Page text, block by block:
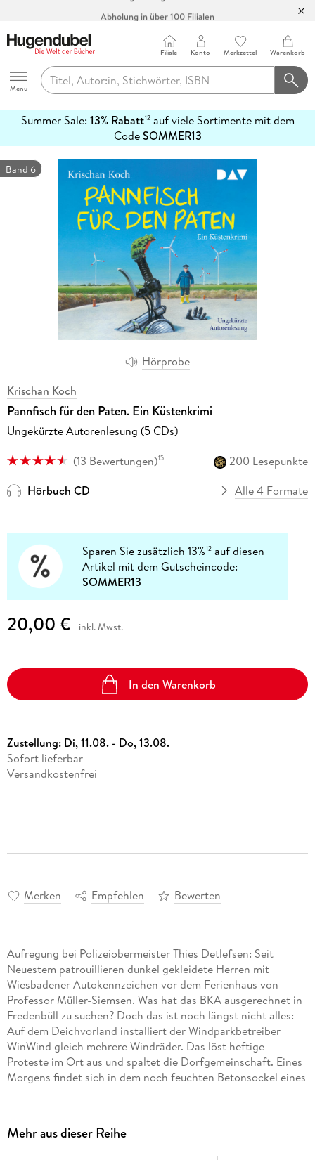
Hugendubel
Menu
Filiale Konto Merkzettel Warenkorb
Summer Sale: 13% Rabatt12auf viele Sortimente mit dem
CodeSOMMER13
erfahren
Hörprobe
Band 6
Krischan Koch
Pannfisch für den Paten. Ein Küstenkrimi
Ungekürzte Autorenlesung (5 CDs)
(13 Bewertungen)15
200 Lesepunkte
Hörbuch CD
Alle 4 Formate
Sparen Sie zusätzlich 13%12 auf diesen
Artikel mit dem Gutscheincode:
SOMMER13
20,00 € inkl. Mwst.
In den Warenkorb
Zustellung: Di, 11.08. - Do, 13.08.
Sofort lieferbar
Versandkostenfrei
Merken Empfehlen Bewerten
Aufregung bei Polizeiobermeister Thies Detlefsen: Seit
Neuestem patrouillieren dunkel gekleidete Herren mit
Wiesbadener Autokennzeichen vor dem Ferienhaus von
Professor Müller-Siemsen. Was hat das BKA ausgerechnet in
Fredenbüll zu suchen? Doch das ist noch längst nicht alles:
Auf dem Deichvorland installiert der Windparkbetreiber
WinWind gleich mehrere Windräder. Das löst heftige
Proteste im Ort aus und spaltet die Dorfgemeinschaft. Eines
Morgens findet sich in dem noch feuchten Betonsockel eines
CD Standard Audio Format
Mehr aus dieser Reihe